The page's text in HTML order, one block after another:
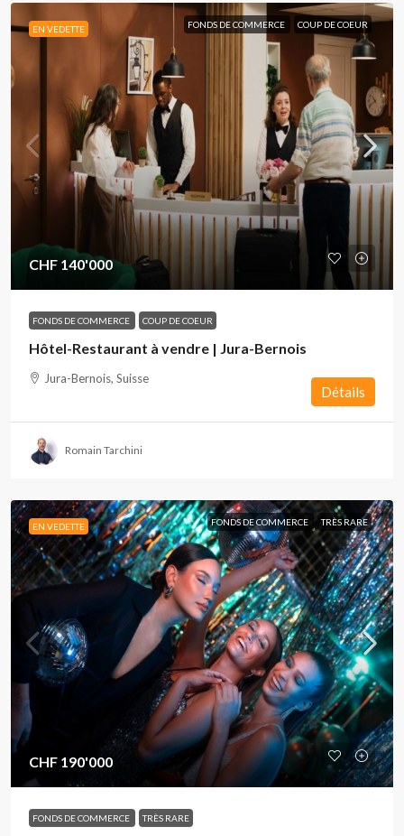
EN VEDETTE FONDS DE COMMERCE COUP DE COEUR
CHF 140'000
FONDS DE COMMERCE COUP DE COEUR
Hôtel-Restaurant à vendre | Jura-Bernois
Jura-Bernois, Suisse
Détails
Romain Tarchini
EN VEDETTE FONDS DE COMMERCE TRÈS RARE
CHF 190'000
FONDS DE COMMERCE TRÈS RARE